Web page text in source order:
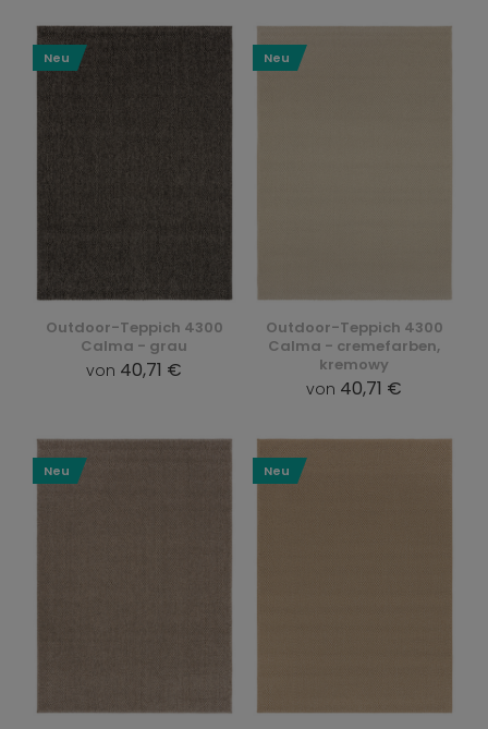
Outdoor-Teppich 4300
Calma - grau
von 40,71 €
Neu
Outdoor-Teppich 4300
Calma - cremefarben,
kremowy
von 40,71 €
Neu
Neu Neu